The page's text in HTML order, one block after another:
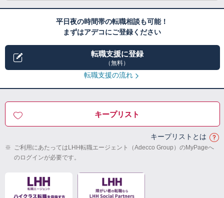
平日夜の時間帯の転職相談も可能！
まずはアデコにご登録ください
転職支援に登録
（無料）
転職支援の流れ
キープリスト
キープリストとは
※ ご利用にあたってはLHH転職エージェント（Adecco Group）のMyPageへ
のログインが必要です。